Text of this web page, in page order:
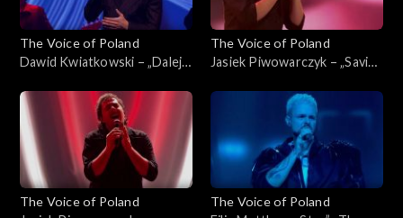
The Voice of Poland
Dawid Kwiatkowski – „Dalej,
Live 3, 22 listopada 2025
The Voice of Poland
Jasiek Piwowarczyk – „Saving
Voice of Poland”, Live 3, 22
listopada 2025
The Voice of Poland
The Voice of Poland